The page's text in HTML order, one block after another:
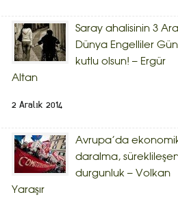
Saray ahalisinin 3
Dünya Engelliler
kutlu olsun! – Ergür
Altan
2 Aralık 2014
Avrupa’da
daralma,
durgunluk – Volkan
Yaraşır